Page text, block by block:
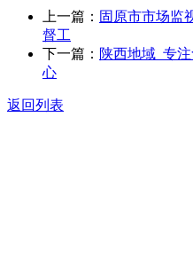
上一篇： 固原市市场监
督工
下一篇： 陕西地域_专
心
返回列表